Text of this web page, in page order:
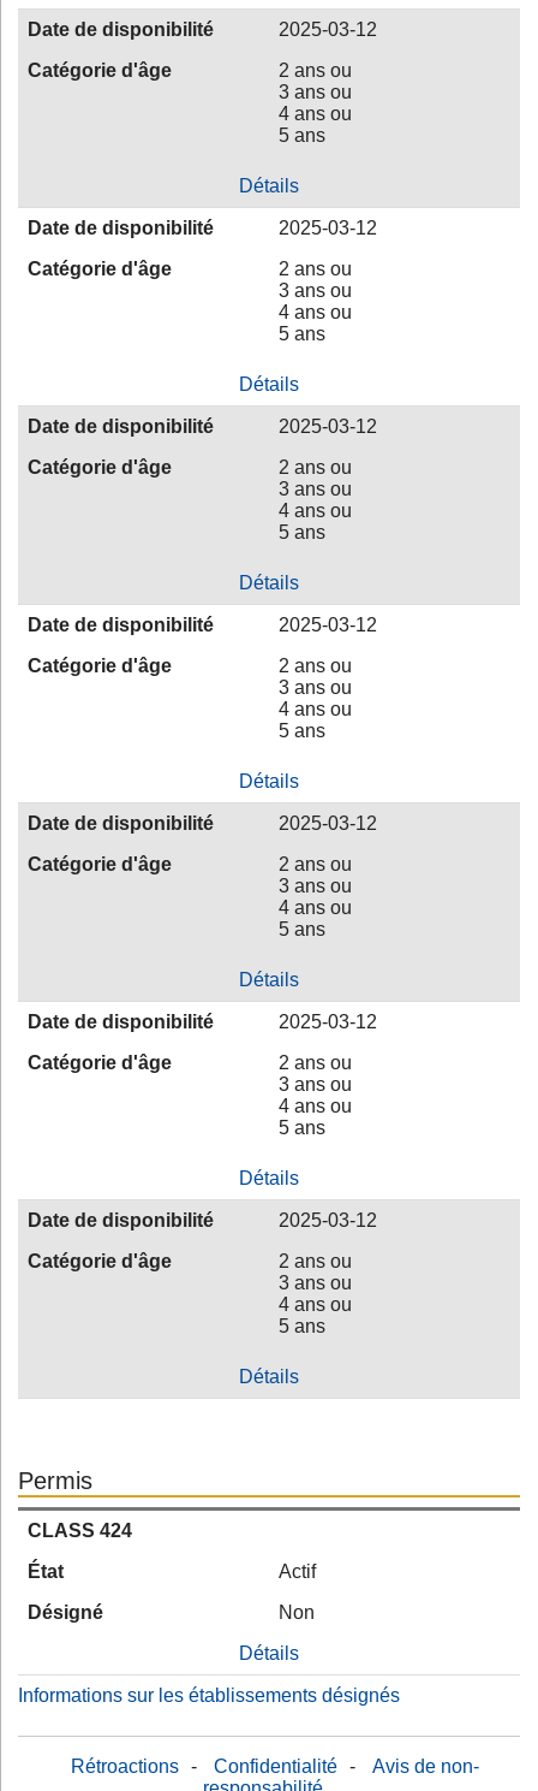
Date de disponibilité
2025-03-12
Catégorie d'âge
2 ans ou
3 ans ou
4 ans ou
5 ans
Détails
Date de disponibilité
2025-03-12
Catégorie d'âge
2 ans ou
3 ans ou
4 ans ou
5 ans
Détails
Date de disponibilité
2025-03-12
Catégorie d'âge
2 ans ou
3 ans ou
4 ans ou
5 ans
Détails
Date de disponibilité
2025-03-12
Catégorie d'âge
2 ans ou
3 ans ou
4 ans ou
5 ans
Détails
Date de disponibilité
2025-03-12
Catégorie d'âge
2 ans ou
3 ans ou
4 ans ou
5 ans
Détails
Date de disponibilité
2025-03-12
Catégorie d'âge
2 ans ou
3 ans ou
4 ans ou
5 ans
Détails
Date de disponibilité
2025-03-12
Catégorie d'âge
2 ans ou
3 ans ou
4 ans ou
5 ans
Détails
Permis
CLASS 424
État
Actif
Désigné
Non
Détails
Informations sur les établissements désignés
Rétroactions - Confidentialité -
Avis de non-